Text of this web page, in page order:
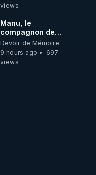
views
Manu, le
compagnon de
Kyria, raconte sa
garde à vue
musclée.
Devoir de Mémoire
9 hours ago
697
views